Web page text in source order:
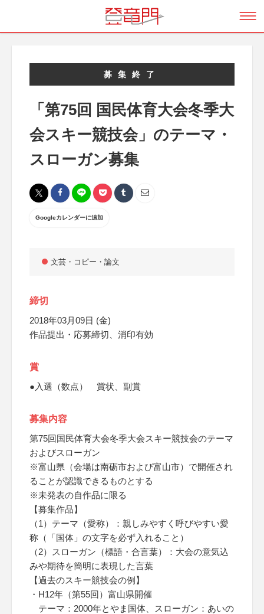
募集終了
「第75回 国民体育大会冬季大
会スキー競技会」のテーマ・
スローガン募集
Googleカレンダーに追加
文芸・コピー・論文
締切
2018年03月09日 (金)
作品提出・応募締切、消印有効
賞
●入選（数点） 賞状、副賞
募集内容
第75回国民体育大会冬季大会スキー競技会のテーマ
およびスローガン
※富山県（会場は南砺市および富山市）で開催され
ることが認識できるものとする
※未発表の自作品に限る
【募集作品】
（1）テーマ（愛称）：親しみやすく呼びやすい愛
称（「国体」の文字を必ず入れること）
（2）スローガン（標語・合言葉）：大会の意気込
みや期待を簡明に表現した言葉
【過去のスキー競技会の例】
・H12年（第55回）富山県開催
テーマ：2000年とやま国体、スローガン：あいの